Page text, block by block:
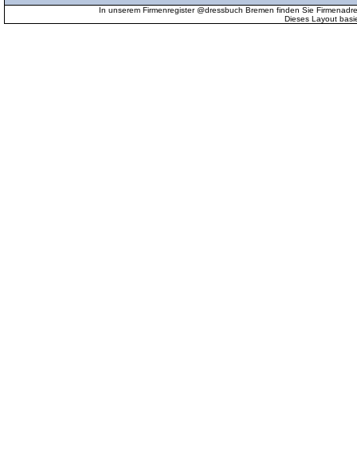
In unserem Firmenregister @dressbuch Bremen finden Sie
Dieses Layout